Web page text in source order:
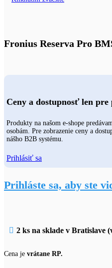
Fronius Reserva Pro
Ceny a dostupnosť len pre
Produkty na našom e-shope
osobám. Pre zobrazenie ceny a
nášho B2B systému.
Prihlásiť sa
Prihláste sa, aby ste
2 ks na sklade v Bratislave
Cena je vrátane RP.